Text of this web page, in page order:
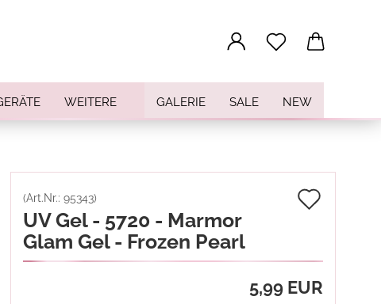
GALERIE SALE NEW
WEITERE
(Art.Nr.: 95343)
UV Gel - 5720 - Marmor
Glam Gel - Frozen Pearl
5,99 EUR